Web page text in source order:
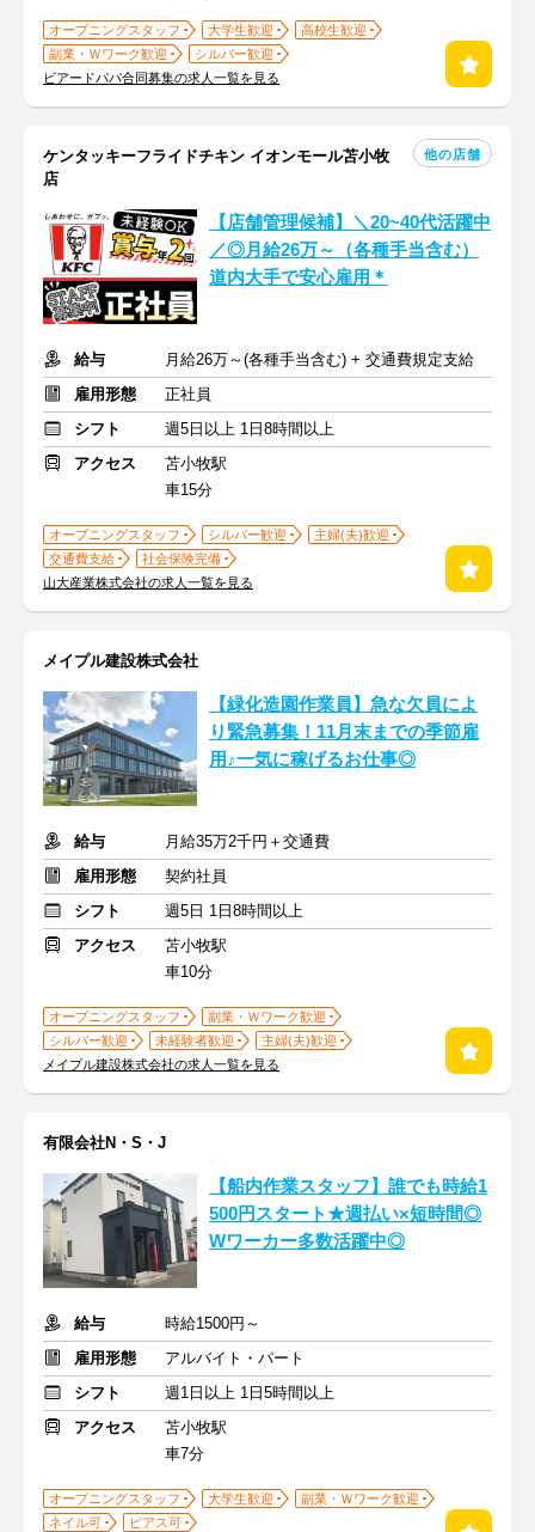
オープニングスタッフ 大学生歓迎
高校生歓迎
副業・Ｗワーク歓迎
シルバー歓迎
ビアードパパ合同募集の求人一覧を見る
ケンタッキーフライドチキン イオンモール苫小牧
店
他の店舗
【店舗管理候補】＼20~40代活躍中
／◎月給26万～（各種手当含む）
道内大手で安心雇用＊
給与
月給26万～(各種手当含む) + 交通費規定支給
雇用形態
正社員
シフト
週5日以上 1日8時間以上
アクセス
苫小牧駅
車15分
オープニングスタッフ シルバー歓迎
主婦(夫)歓迎
交通費支給
社会保険完備
山大産業株式会社の求人一覧を見る
メイプル建設株式会社
【緑化造園作業員】急な欠員によ
り緊急募集！11月末までの季節雇
用♪一気に稼げるお仕事◎
給与
月給35万2千円＋交通費
雇用形態
契約社員
シフト
週5日 1日8時間以上
アクセス
苫小牧駅
車10分
オープニングスタッフ
副業・Ｗワーク歓迎
シルバー歓迎
未経験者歓迎
主婦(夫)歓迎
メイプル建設株式会社の求人一覧を見る
有限会社N・S・J
【船内作業スタッフ】誰でも時給1
500円スタート★週払い×短時間◎
Wワーカー多数活躍中◎
給与
時給1500円～
雇用形態
アルバイト・パート
シフト
週1日以上 1日5時間以上
アクセス
苫小牧駅
車7分
オープニングスタッフ 大学生歓迎
副業・Ｗワーク歓迎
ネイル可
ピアス可